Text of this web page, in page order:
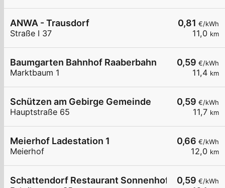
0,81 €/kWh
11,0 km
ANWA - Trausdorf
Straße I 37
0,59 €/kWh
11,4 km
Baumgarten Bahnhof Raaberbahn
Marktbaum 1
0,59 €/kWh
11,7 km
Schützen am Gebirge Gemeinde
Hauptstraße 65
0,66 €/kWh
12,0 km
Meierhof Ladestation 1
Meierhof
0,59 €/kWh
Schattendorf Restaurant Sonnenhof